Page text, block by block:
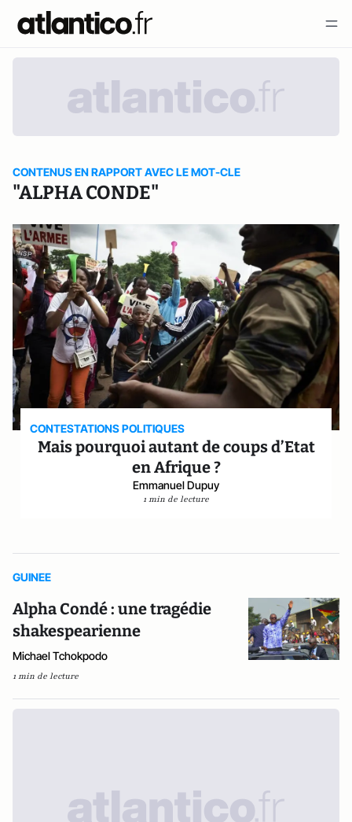
CONTENUS EN RAPPORT AVEC LE MOT-CLE
"ALPHA CONDE"
CONTESTATIONS POLITIQUES
Mais pourquoi autant de coups d’Etat
en Afrique ?
Emmanuel Dupuy
1 min de lecture
GUINEE
Alpha Condé : une tragédie
shakespearienne
Michael Tchokpodo
1 min de lecture